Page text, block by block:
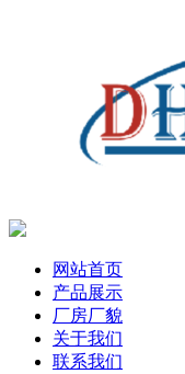
网站首页
产品展示
厂房厂貌
关于我们
联系我们